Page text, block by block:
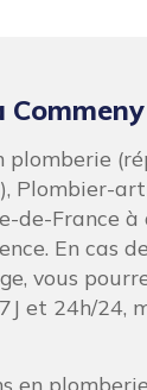
Commeny
plomberie
Plombier-
de-France
En cas
vous
et 24h/24,
en